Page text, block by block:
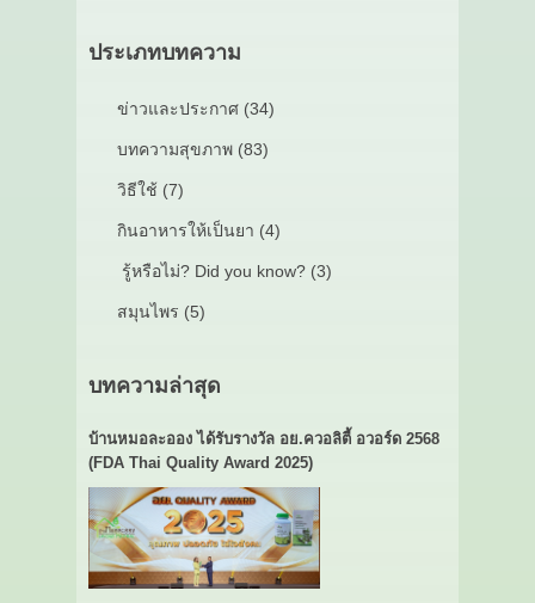
ประเภทบทความ
ข่าวและประกาศ (34)
บทความสุขภาพ (83)
วิธีใช้ (7)
กินอาหารให้เป็นยา (4)
รู้หรือไม่? Did you know? (3)
สมุนไพร (5)
บทความล่าสุด
บ้านหมอละออง ได้รับรางวัล อย.ควอลิตี้ อวอร์ด 2568
(FDA Thai Quality Award 2025)